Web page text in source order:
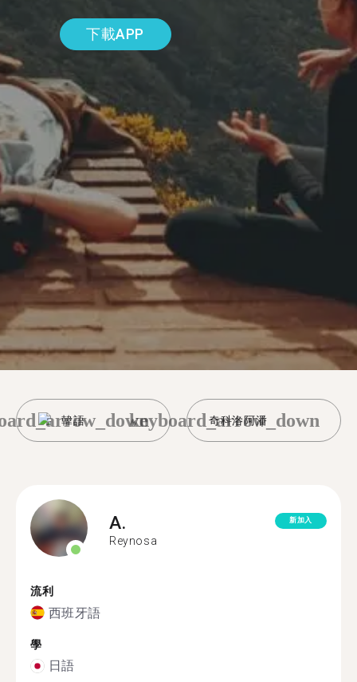
下載APP
韓語 奇科洛阿潘
keyboard_arrow_down
A.
Reynosa
新加入
流利
西班牙語
學
日語